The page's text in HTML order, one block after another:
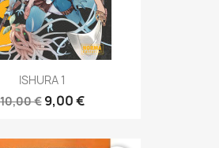
ISHURA 1
10,00 € 9,00 €